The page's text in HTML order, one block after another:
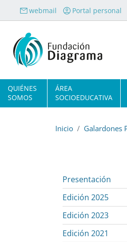
Pasar al contenido principal
webmail Portal personal
Navegación
QUIÉNES
SOMOS
ÁREA
SOCIOEDUCATIVA
Inicio Galardones
Presentación
Edición 2025
Edición 2023
Edición 2021